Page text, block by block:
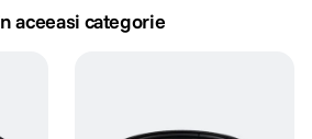
aceeasi categorie